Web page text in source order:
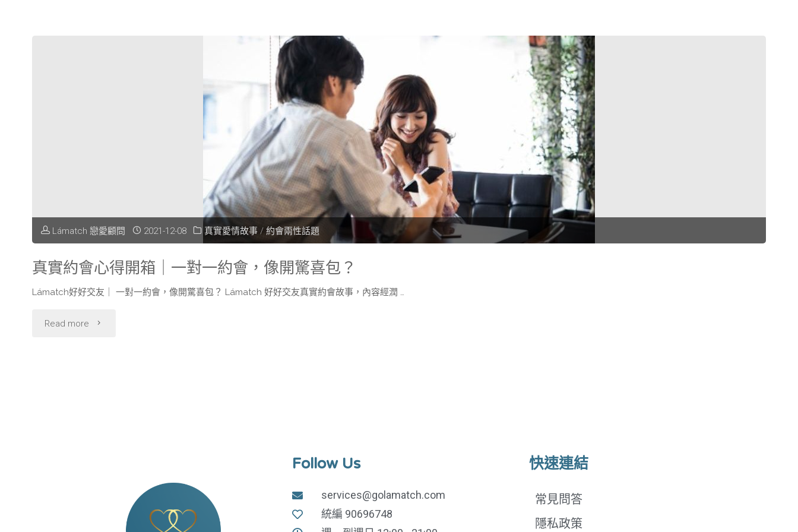
Lámatch 戀愛顧問 2021-12-08 真實愛情故事 / 約會兩性話題
真實約會心得開箱｜一對一約會，像開驚喜包？
Lámatch好好交友｜ 一對一約會，像開驚喜包？ Lámatch 好好交友真實約會故事，內容經潤 …
Read more
Follow Us
services@golamatch.com
統編 90696748
快速連結
常見問答
隱私政策